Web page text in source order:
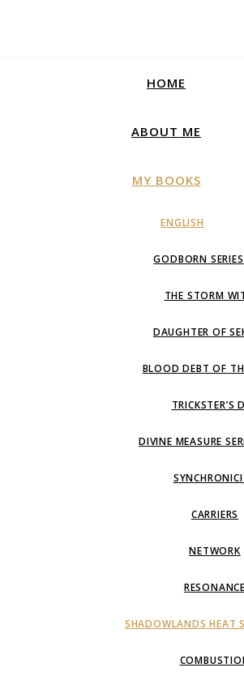
HOME
ABOUT ME
MY BOOKS
ENGLISH
GODBORN SERIES
THE STORM
DAUGHTER OF
BLOOD DEBT OF
TRICKSTER’S
DIVINE MEASURE
CARRIERS
NETWORK
RESONANCE
SHADOWLANDS HEAT